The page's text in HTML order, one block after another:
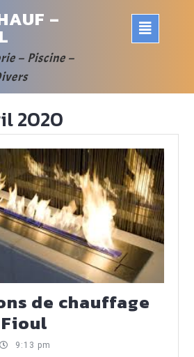
–
– Piscine –
2020
de chauffage
de
9:13 pm